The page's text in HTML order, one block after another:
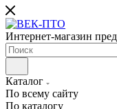
Интернет-магазин
Каталог
По всему сайту
По каталогу